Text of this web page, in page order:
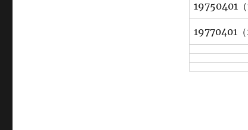
19750401（
19770401（